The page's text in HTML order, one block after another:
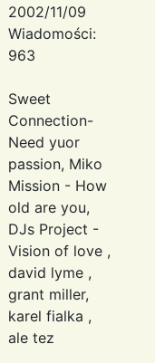
2002/11/09
Wiadomości:
963
Sweet
Connection-
Need yuor
passion, Miko
Mission - How
old are you,
DJs Project -
Vision of love ,
david lyme ,
grant miller,
karel fialka ,
ale tez